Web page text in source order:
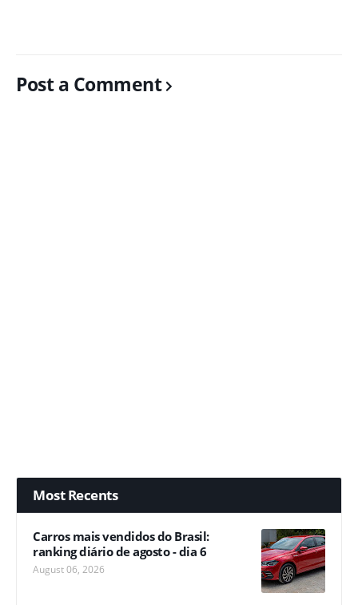
Post a Comment
Most Recents
Carros mais vendidos do Brasil:
ranking diário de agosto - dia 6
August 06, 2026